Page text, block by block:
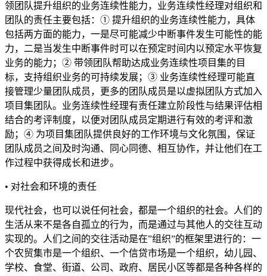
领团队提升组织的业务连续性能力，业务连续性经理对组织和
团队的责任主要包括：① 提升组织的业务连续性能力，具体
包括两方面的能力，一是尽可能减少中断事件发生可能性的能
力，二是当发生中断事件时可以在预定时间内以预定水平恢复
业务的能力；② 带领团队帮助达成业务连续性项目集的目
标，支持组织业务的可持续发展；③ 业务连续性经理可能直
接管理少量团队成员，更多的团队成员是以虚拟团队方式加入
项目集团队。业务连续性经理有责任建立阶段性与结果评估相
结合的考评制度，以便对团队成员定期进行有效的考评和激
励；④ 为项目集团队提供良好的工作环境与文化氛围，保证
团队成员之间及时沟通、同心同德、相互协作，并让他们在工
作过程中获得成长和进步。
• 对社会和环境的责任
现代社会，也可以说任何社会，都是一个组织的社会。人们的
生活从来不是各自孤立的行为，而是通过与其他人的交往互动
实现的。人们之间的交往活动是在”组织”的框架里进行的：一
个农贸集市是一个组织、一个信贷市场是一个组织，幼儿园、
学校、食堂、街道、公司、政府、居民小区等都是各种各样的